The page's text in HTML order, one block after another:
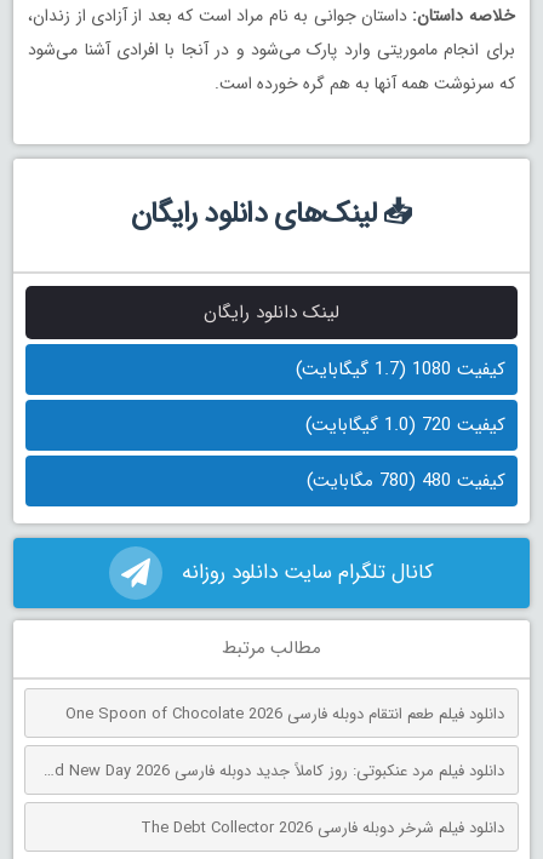
خلاصه داستان: داستان جوانی به نام مراد است که بعد از آزادی از زندان،
برای انجام ماموریتی وارد پارک می‌شود و در آنجا با افرادی آشنا می‌شود
که سرنوشت همه آنها به هم گره خورده است.
📥 لینک‌های دانلود رایگان
لینک دانلود رایگان
کیفیت 1080 (1.7 گیگابایت)
کیفیت 720 (1.0 گیگابایت)
کیفیت 480 (780 مگابایت)
کانال تلگرام سایت دانلود روزانه
مطالب مرتبط
دانلود فیلم طعم انتقام دوبله فارسی One Spoon of Chocolate 2026
دانلود فیلم مرد عنکبوتی: روز کاملاً جدید دوبله فارسی Spider-Man: Brand New Day 2026
دانلود فیلم شرخر دوبله فارسی The Debt Collector 2026